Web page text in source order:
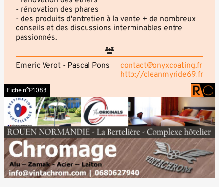
- rénovation des phares
- des produits d'entretien à la vente + de nombreux
conseils et des discussions interminables entre
passionnés.
Emeric Verot - Pascal Pons
contact@onyxcoating.fr
http://cleanmyride69.fr
Fiche n°P1088